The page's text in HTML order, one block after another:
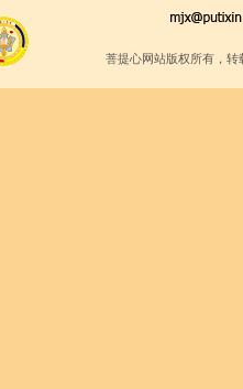
菩提心网站版权所有，